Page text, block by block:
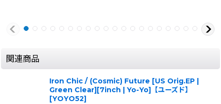
関連商品
Iron Chic / (Cosmic) Future [US Orig.EP |
Green Clear][7inch | Yo-Yo]【ユーズド】
[YOYO52]